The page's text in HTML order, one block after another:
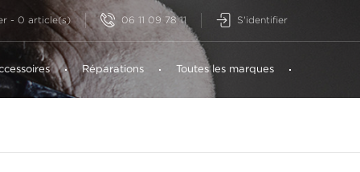
- 0 article(s) 06 11 09 78 11 S'identifier
Réparations Toutes les marques